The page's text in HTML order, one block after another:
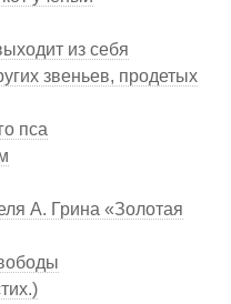
из себя
звеньев, продетых
пса
А. Грина «Золотая